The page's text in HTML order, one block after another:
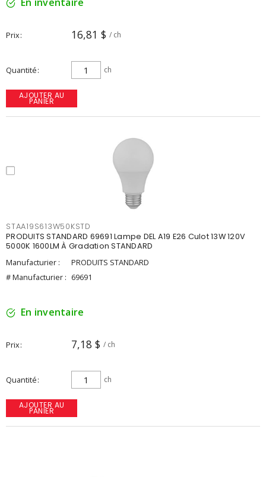
Prix 16,81 $ / ch
Quantité ch
AJOUTER AU
PANIER
STAA19S613W50KSTD
PRODUITS STANDARD 69691 Lampe DEL A19 E26 Culot 13W 120V
5000K 1600LM À Gradation STANDARD
Manufacturier :
PRODUITS STANDARD
# Manufacturier : 69691
En inventaire
Prix 7,18 $ / ch
Quantité ch
AJOUTER AU
PANIER